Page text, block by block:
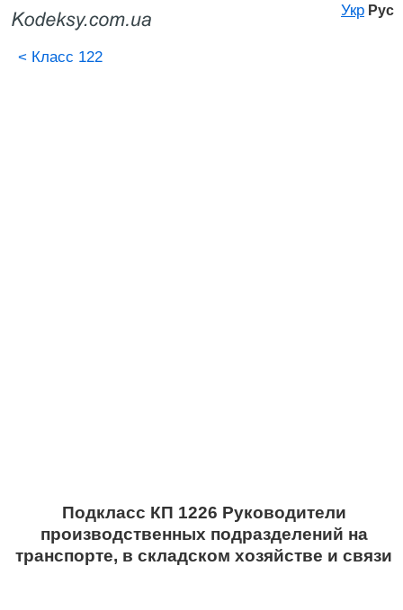
Укр Рус
< Класс 122
Подкласс КП 1226 Руководители
производственных подразделений на
транспорте, в складском хозяйстве и связи